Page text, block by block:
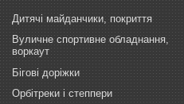
Дитячі майданчики, покриття
Вуличне спортивне обладнання,
воркаут
Бігові доріжки
Орбітреки і степпери